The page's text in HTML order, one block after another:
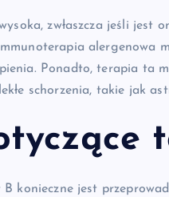
zwłaszcza jeśli jest
alergenowa
Ponadto, terapia ta
schorzenia, takie jak
konieczne jest